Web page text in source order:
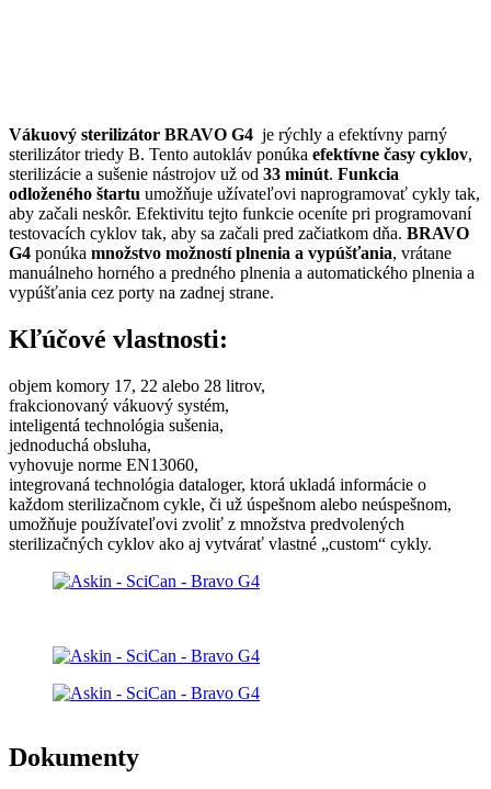
Vákuový sterilizátor BRAVO G4 je rýchly a efektívny parný
sterilizátor triedy B. Tento autokláv ponúka efektívne časy cyklov,
sterilizácie a sušenie nástrojov už od 33 minút. Funkcia
odloženého štartu umožňuje užívateľovi naprogramovať cykly tak,
aby začali neskôr. Efektivitu tejto funkcie oceníte pri programovaní
testovacích cyklov tak, aby sa začali pred začiatkom dňa. BRAVO
G4 ponúka množstvo možností plnenia a vypúšťania, vrátane
manuálneho horného a predného plnenia a automatického plnenia a
vypúšťania cez porty na zadnej strane.
Kľúčové vlastnosti:
objem komory 17, 22 alebo 28 litrov,
frakcionovaný vákuový systém,
inteligentá technológia sušenia,
jednoduchá obsluha,
vyhovuje norme EN13060,
integrovaná technológia dataloger, ktorá ukladá informácie o
každom sterilizačnom cykle, či už úspešnom alebo neúspešnom,
umožňuje používateľovi zvoliť z množstva predvolených
sterilizačných cyklov ako aj vytvárať vlastné „custom“ cykly.
Dokumenty